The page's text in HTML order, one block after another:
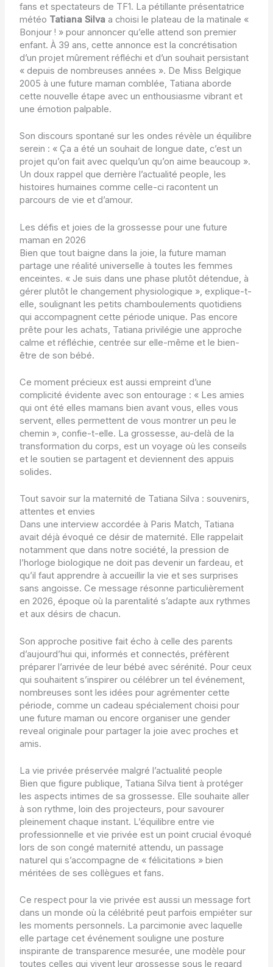
fans et spectateurs de TF1. La pétillante présentatrice
météo Tatiana Silvaa choisi le plateau de la matinale «
Bonjour ! » pour annoncer qu’elle attend son premier
enfant. À 39 ans, cette annonce est la concrétisation
d’un projet mûrement réfléchi et d’un souhait persistant
« depuis de nombreuses années ». De Miss Belgique
2005 à une future maman comblée, Tatiana aborde
cette nouvelle étape avec un enthousiasme vibrant et
une émotion palpable.
Son discours spontané sur les ondes révèle un équilibre
serein : « Ça a été un souhait de longue date, c’est un
projet qu’on fait avec quelqu’un qu’on aime beaucoup ».
Un doux rappel que derrière l’actualité people, les
histoires humaines comme celle-ci racontent un
parcours de vie et d’amour.
Les défis et joies de la grossesse pour une future
maman en 2026
Bien que tout baigne dans la joie, la future maman
partage une réalité universelle à toutes les femmes
enceintes. « Je suis dans une phase plutôt détendue, à
gérer plutôt le changement physiologique », explique-t-
elle, soulignant les petits chamboulements quotidiens
qui accompagnent cette période unique. Pas encore
prête pour les achats, Tatiana privilégie une approche
calme et réfléchie, centrée sur elle-même et le bien-
être de son bébé.
Ce moment précieux est aussi empreint d’une
complicité évidente avec son entourage : « Les amies
qui ont été elles mamans bien avant vous, elles vous
servent, elles permettent de vous montrer un peu le
chemin », confie-t-elle. La grossesse, au-delà de la
transformation du corps, est un voyage où les conseils
et le soutien se partagent et deviennent des appuis
solides.
Tout savoir sur la maternité de Tatiana Silva : souvenirs,
attentes et envies
Dans une interview accordée à Paris Match, Tatiana
avait déjà évoqué ce désir de maternité. Elle rappelait
notamment que dans notre société, la pression de
l’horloge biologique ne doit pas devenir un fardeau, et
qu’il faut apprendre à accueillir la vie et ses surprises
sans angoisse. Ce message résonne particulièrement
en 2026, époque où la parentalité s’adapte aux rythmes
et aux désirs de chacun.
Son approche positive fait écho à celle des parents
d’aujourd’hui qui, informés et connectés, préfèrent
préparer l’arrivée de leur bébé avec sérénité. Pour ceux
qui souhaitent s’inspirer ou célébrer un tel événement,
nombreuses sont les idées pour agrémenter cette
période, comme un cadeau spécialement choisi pour
une future maman ou encore organiser une gender
reveal originale pour partager la joie avec proches et
amis.
La vie privée préservée malgré l’actualité people
Bien que figure publique, Tatiana Silva tient à protéger
les aspects intimes de sa grossesse. Elle souhaite aller
à son rythme, loin des projecteurs, pour savourer
pleinement chaque instant. L’équilibre entre vie
professionnelle et vie privée est un point crucial évoqué
lors de son congé maternité attendu, un passage
naturel qui s’accompagne de « félicitations » bien
méritées de ses collègues et fans.
Ce respect pour la vie privée est aussi un message fort
dans un monde où la célébrité peut parfois empiéter sur
les moments personnels. La parcimonie avec laquelle
elle partage cet événement souligne une posture
inspirante de transparence mesurée, une modèle pour
toutes celles qui vivent leur grossesse sous le regard